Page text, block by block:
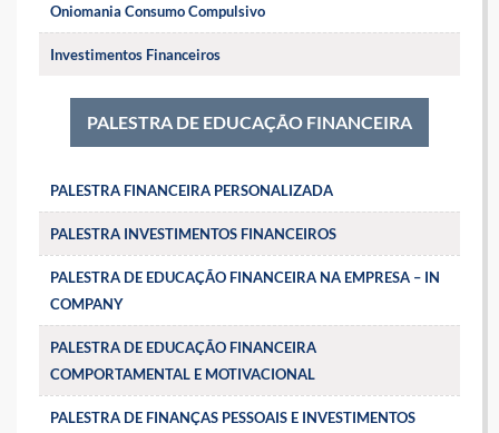
Oniomania Consumo Compulsivo
Investimentos Financeiros
PALESTRA DE EDUCAÇÃO FINANCEIRA
PALESTRA FINANCEIRA PERSONALIZADA
PALESTRA INVESTIMENTOS FINANCEIROS
PALESTRA DE EDUCAÇÃO FINANCEIRA NA EMPRESA – IN
COMPANY
PALESTRA DE EDUCAÇÃO FINANCEIRA
COMPORTAMENTAL E MOTIVACIONAL
PALESTRA DE FINANÇAS PESSOAIS E INVESTIMENTOS